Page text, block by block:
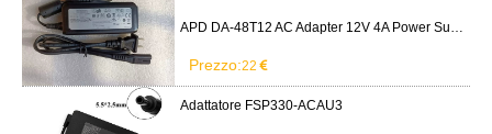
APD DA-48T12 AC Adapter 12V 4A Power Supply Cord
Prezzo:22
Adattatore FSP330-ACAU3